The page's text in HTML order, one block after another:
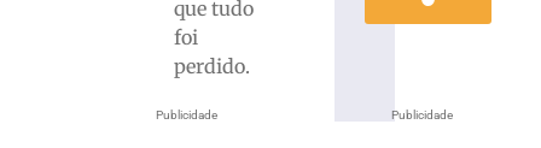
Publicidade
que tudo
foi
perdido.
Publicidade